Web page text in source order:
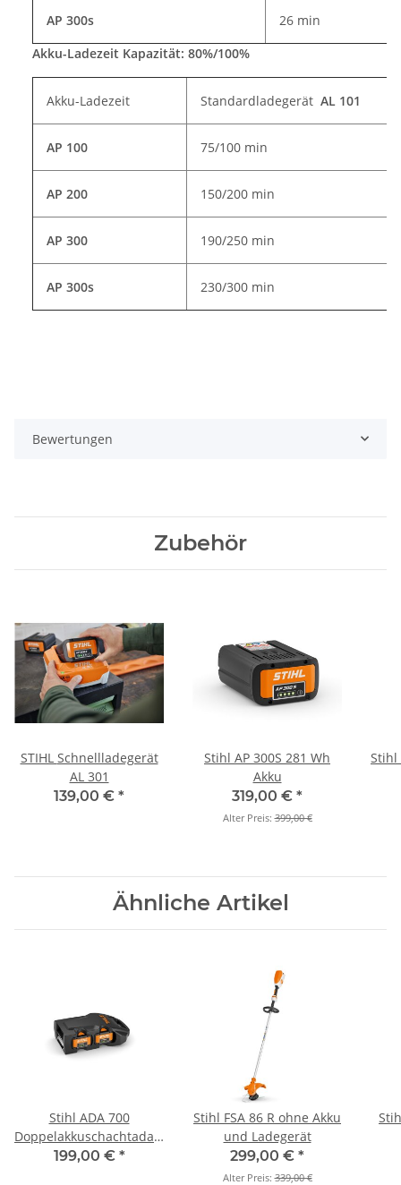
AP 300s
26 min
Akku-Ladezeit Kapazität: 80%/100%
Akku-Ladezeit Standardladegerät AL 101
AP 100 75/100 min
AP 200 150/200 min
AP 300 190/250 min
AP 300s 230/300 min
Bewertungen
Zubehör
STIHL Schnellladegerät
AL 301
139,00 € *
Stihl AP 300S 281 Wh
Akku
319,00 € *
Alter Preis:399,00 €
Stihl
Ähnliche Artikel
Stihl ADA 700
Doppelakkuschachtadapter
für AP
199,00 € *
Stihl FSA 86 R ohne Akku
und Ladegerät
299,00 € *
Alter Preis:339,00 €